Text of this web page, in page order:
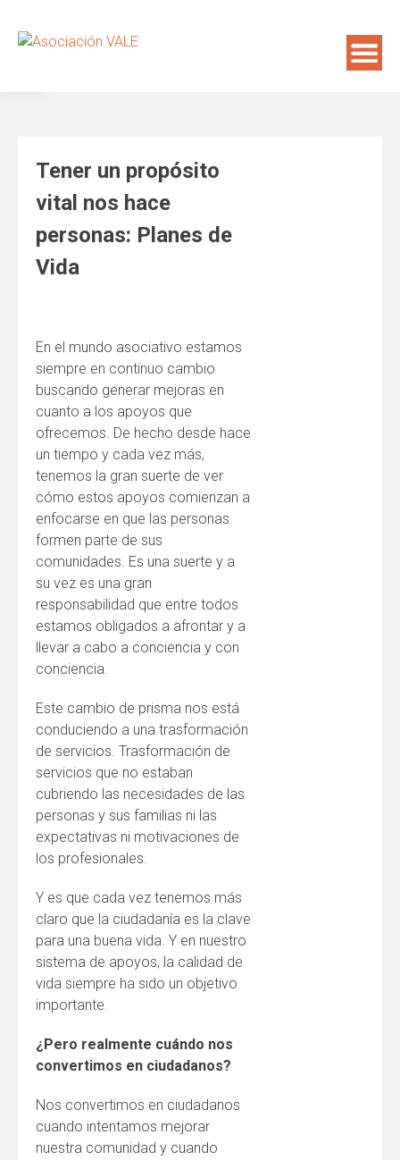
Abrir barra de herramientas
contenido
Tener un propósito
vital nos hace
personas: Planes de
Vida
En el mundo asociativo estamos
siempre en continuo cambio
buscando generar mejoras en
cuanto a los apoyos que
ofrecemos. De hecho desde hace
un tiempo y cada vez más,
tenemos la gran suerte de ver
cómo estos apoyos comienzan a
enfocarse en que las personas
formen parte de sus
comunidades. Es una suerte y a
su vez es una gran
responsabilidad que entre todos
estamos obligados a afrontar y a
llevar a cabo a conciencia y con
conciencia.
Este cambio de prisma nos está
conduciendo a una trasformación
de servicios. Trasformación de
servicios que no estaban
cubriendo las necesidades de las
personas y sus familias ni las
expectativas ni motivaciones de
los profesionales.
Y es que cada vez tenemos más
claro que la ciudadanía es la clave
para una buena vida. Y en nuestro
sistema de apoyos, la calidad de
vida siempre ha sido un objetivo
importante.
¿Pero realmente cuándo nos
convertimos en ciudadanos?
Nos convertimos en ciudadanos
cuando intentamos mejorar
nuestra comunidad y cuando